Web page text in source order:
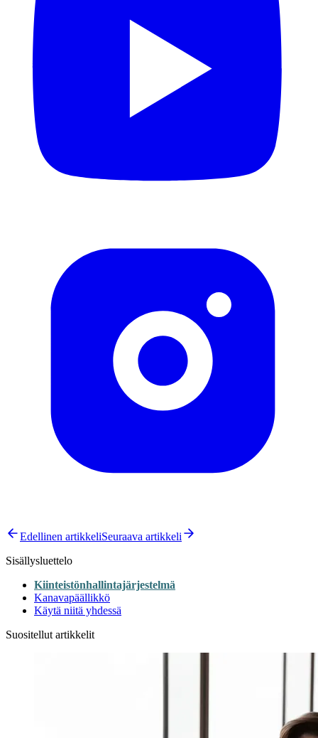
Edellinen artikkeliSeuraava artikkeli
Sisällysluettelo
Kiinteistönhallintajärjestelmä
Kanavapäällikkö
Käytä niitä yhdessä
Suositellut artikkelit